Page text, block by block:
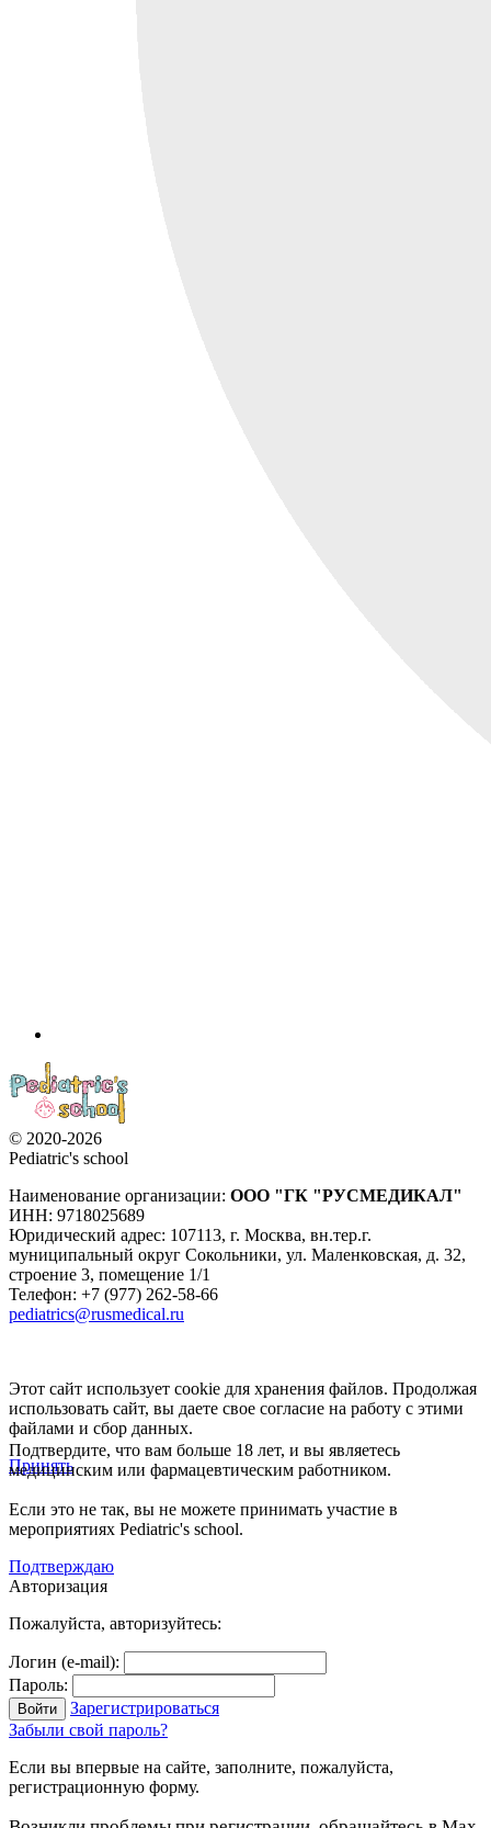
© 2020-2026
Pediatric's school
Наименование организации: ООО "ГК "РУСМЕДИКАЛ"
ИНН: 9718025689
Юридический адрес: 107113, г. Москва, вн.тер.г.
муниципальный округ Сокольники, ул. Маленковская, д. 32,
строение 3, помещение 1/1
Телефон: +7 (977) 262-58-66
pediatrics@rusmedical.ru
Этот сайт использует cookie для хранения файлов. Продолжая
использовать сайт, вы даете свое согласие на работу с этими
файлами и сбор данных.
Принять
Подтвердите, что вам больше 18 лет, и вы являетесь
медицинским или фармацевтическим работником.
Если это не так, вы не можете принимать участие в
мероприятиях Pediatric's school.
Подтверждаю
Авторизация
Пожалуйста, авторизуйтесь:
Логин (e-mail):
Пароль:
Зарегистрироваться
Забыли свой пароль?
Если вы впервые на сайте, заполните, пожалуйста,
регистрационную форму.